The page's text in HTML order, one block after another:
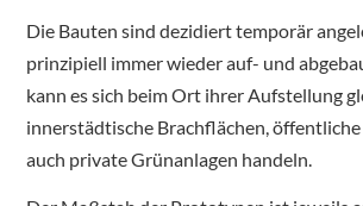
Die Bauten sind dezidiert temporär
prinzipiell immer wieder auf- und
kann es sich beim Ort ihrer Aufstellung
innerstädtische Brachflächen,
auch private Grünanlagen handeln.